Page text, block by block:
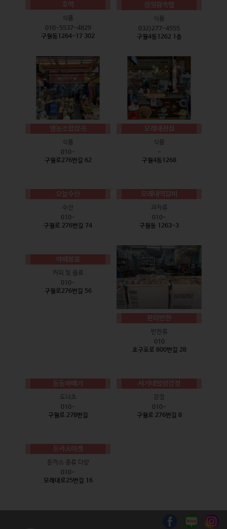
호떡
식품
010-5537-4829
구월동1264-17 302
정원왕족발
식품
032)277-4555
구월4동1262 1층
영농조합잡곡
식품
010-
구월로276번길 62
모래내전집
식품
-
구월4동1268
오늘수산
수산
010-
구월로 276번길 74
모래내떡갈비
과자류
010-
구월동 1263-3
까페봄봄
커피 및 음료
010-
구월로276번길 56
본미반찬
반찬류
010
호구포로 800번길 28
동동꽈배기
도너츠
010-
구월로 278번길
서기네말랑강정
강정
010-
구월로 276번길 8
돈카츠마켓
돈까스 종류 다양
010-
모래내로25번길 16